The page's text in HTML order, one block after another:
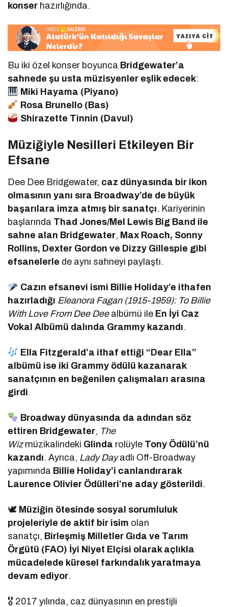
konser hazırlığında.
Bu iki özel konser boyunca Bridgewater’a
sahnede şu usta müzisyenler eşlik edecek:
Miki Hayama (Piyano)
Rosa Brunello (Bas)
Shirazette Tinnin (Davul)
Müziğiyle Nesilleri Etkileyen Bir
Efsane
Dee Dee Bridgewater, caz dünyasında bir ikon
olmasının yanı sıra Broadway’de de büyük
başarılara imza atmış bir sanatçı. Kariyerinin
başlarında Thad Jones/Mel Lewis Big Band ile
sahne alan Bridgewater, Max Roach, Sonny
Rollins, Dexter Gordon ve Dizzy Gillespie gibi
efsanelerle de aynı sahneyi paylaştı.
Cazın efsanevi ismi Billie Holiday’e ithafen
hazırladığı Eleanora Fagan (1915-1959): To Billie
With Love From Dee Deealbümü ile En İyi Caz
Vokal Albümü dalında Grammy kazandı.
Ella Fitzgerald’a ithaf ettiği “Dear Ella”
albümü ise iki Grammy ödülü kazanarak
sanatçının en beğenilen çalışmaları arasına
girdi.
Broadway dünyasında da adından söz
ettiren Bridgewater, The
Wizmüzikalindeki Glinda rolüyle Tony Ödülü’nü
kazandı. Ayrıca, Lady Dayadlı Off-Broadway
yapımında Billie Holiday’i canlandırarak
Laurence Olivier Ödülleri’ne aday gösterildi.
🕊 Müziğin ötesinde sosyal sorumluluk
projeleriyle de aktif bir isim olan
sanatçı, Birleşmiş Milletler Gıda ve Tarım
Örgütü (FAO) İyi Niyet Elçisi olarak açlıkla
mücadelede küresel farkındalık yaratmaya
devam ediyor.
🎖 2017 yılında, caz dünyasının en prestijli